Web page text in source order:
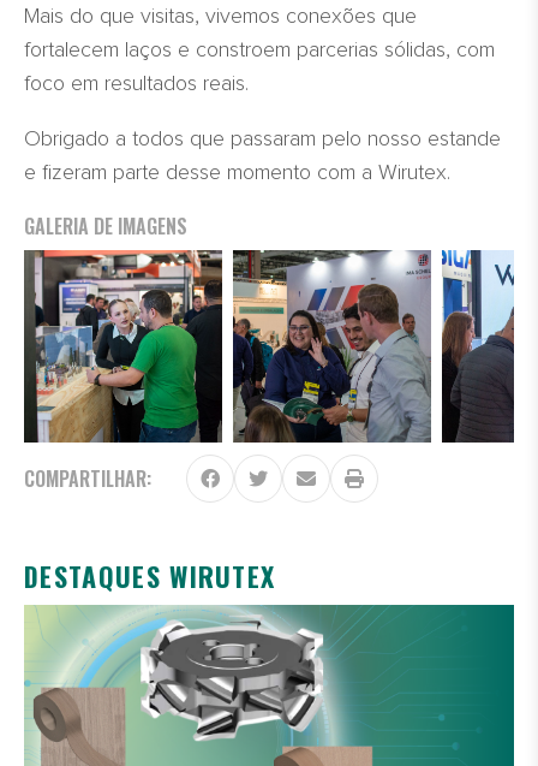
Mais do que visitas, vivemos conexões que
fortalecem laços e constroem parcerias sólidas, com
foco em resultados reais.
Obrigado a todos que passaram pelo nosso estande
e fizeram parte desse momento com a Wirutex.
GALERIA DE IMAGENS
COMPARTILHAR:
DESTAQUES WIRUTEX